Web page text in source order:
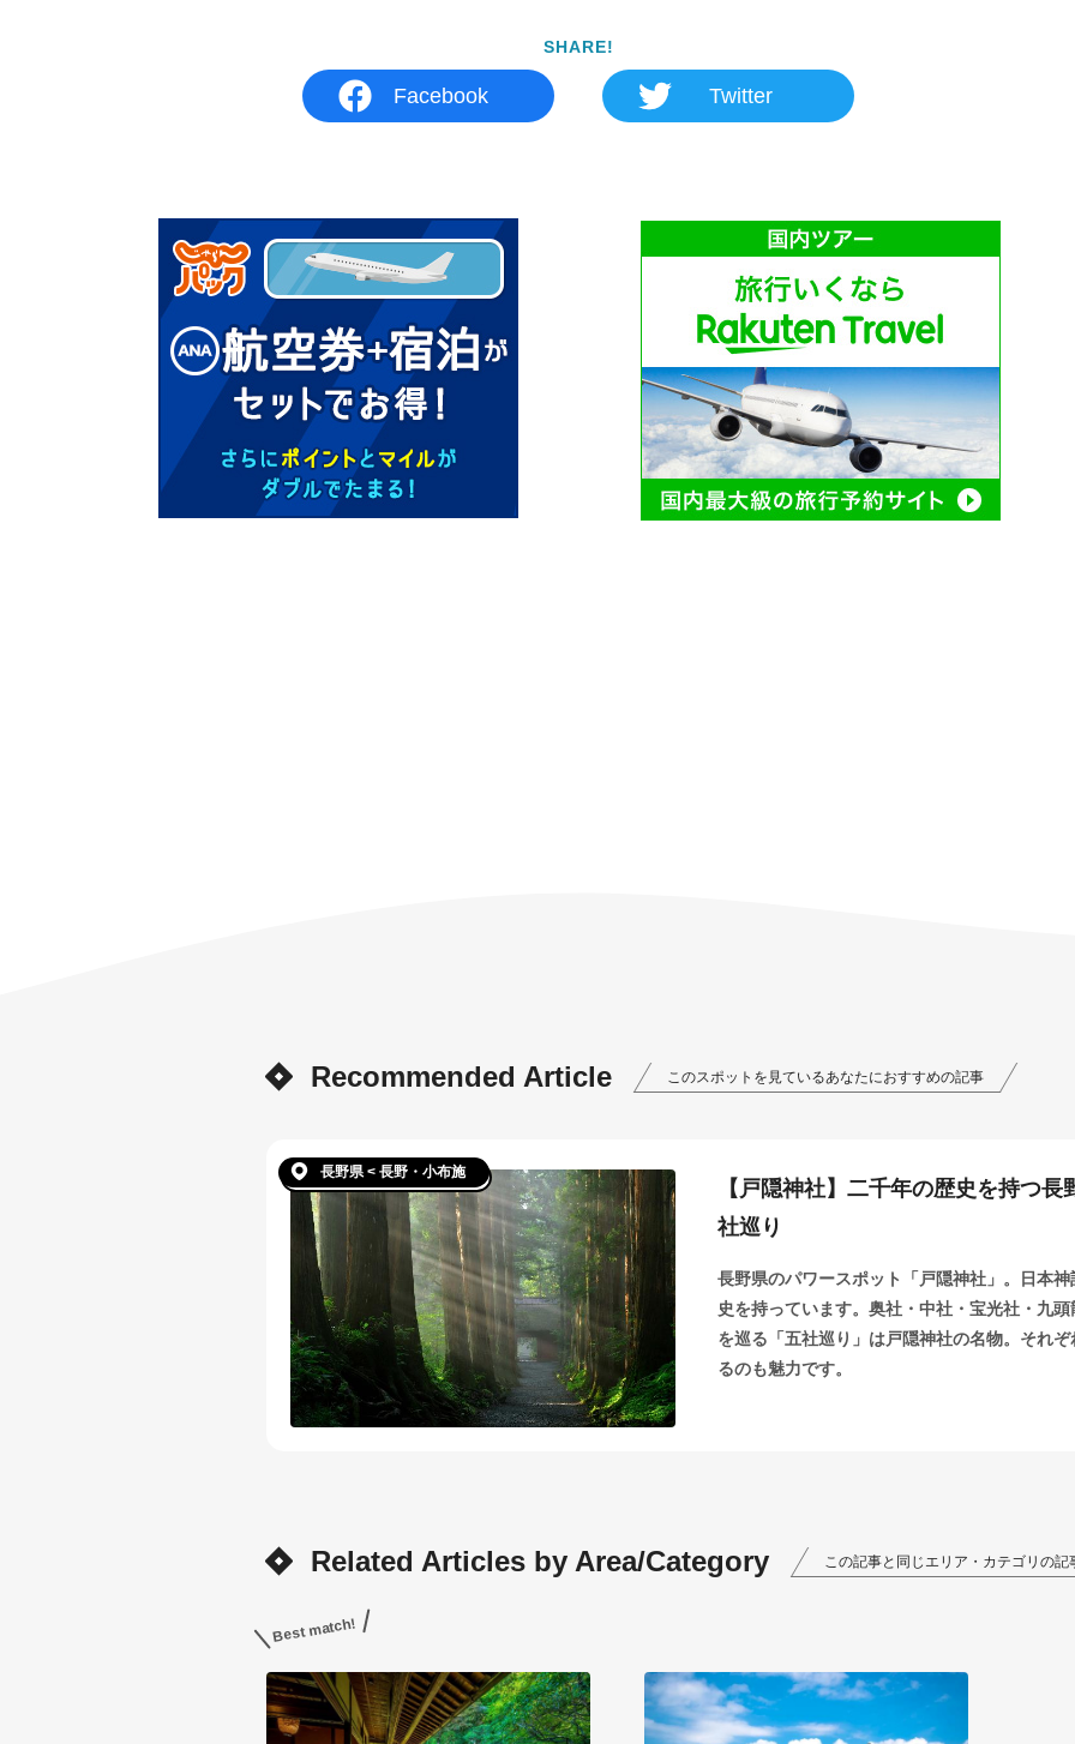
SHARE!
Facebook Twitter
Recommended Article このスポットを見ているあなたにおすすめの記事
長野県 < 長野・小布施
【戸隠神社】二千年の歴史を持つ
社巡り
長野県のパワースポット「戸隠神社」。日本
史を持っています。奥社・中社・宝光社・九
を巡る「五社巡り」は戸隠神社の名物。それ
るのも魅力です。
Related Articles by Area/Category この記事と同じエリア・カテゴリの記
Best match!